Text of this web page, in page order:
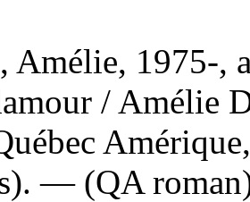
Amélie, 1975-,
/ Amélie
— (QA